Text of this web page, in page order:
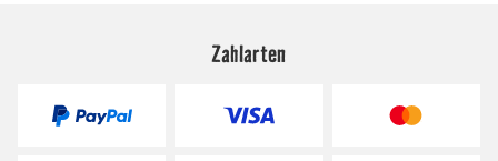
Zahlarten